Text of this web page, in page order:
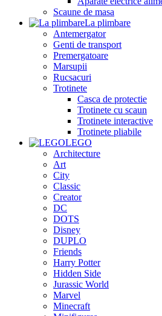
Scaune de masa
La plimbare
Antemergator
Genti de transport
Premergatoare
Marsupii
Rucsacuri
Trotinete
Casca de protectie
Trotinete cu scaun
Trotinete interactive
Trotinete pliabile
LEGO
Architecture
Art
City
Classic
Creator
DC
DOTS
Disney
DUPLO
Friends
Harry Potter
Hidden Side
Jurassic World
Marvel
Minecraft